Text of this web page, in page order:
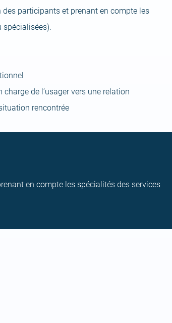
participants et prenant en compte les
spécialisées).
de l’usager vers une relation
rencontrée
en compte les spécialités des services